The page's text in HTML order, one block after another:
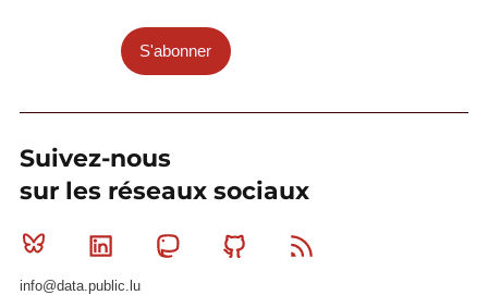
S'abonner
Suivez-nous
sur les réseaux sociaux
Bluesky Linkedin MastodonGithub
info@data.public.lu